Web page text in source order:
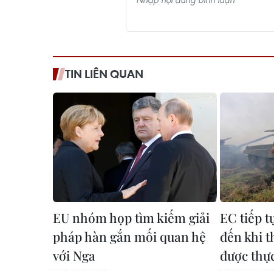
TIN LIÊN QUAN
EU nhóm họp tìm kiếm giải
pháp hàn gắn mối quan hệ
với Nga
EC tiếp
đến khi
được